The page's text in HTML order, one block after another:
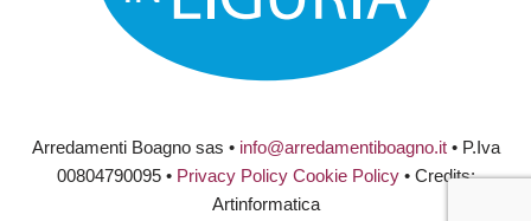
Arredamenti Boagno sas • info@arredamentiboagno.it• P.Iva
00804790095 • Privacy Policy Cookie Policy• Credits:
Artinformatica